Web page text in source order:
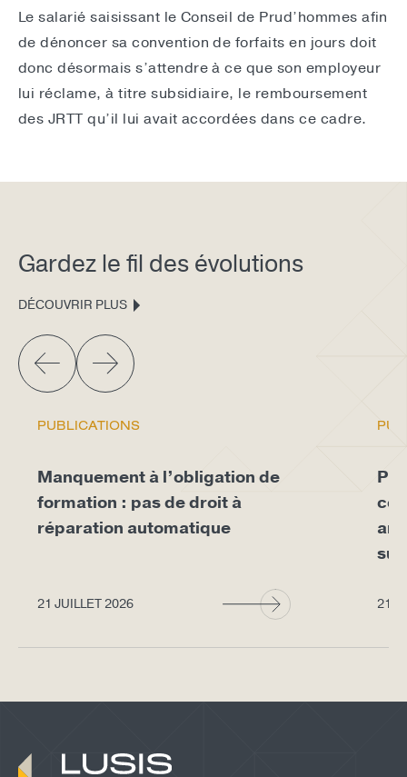
Le salarié saisissant le Conseil de Prud’hommes afin
de dénoncer sa convention de forfaits en jours doit
donc désormais s’attendre à ce que son employeur
lui réclame, à titre subsidiaire, le remboursement
des JRTT qu’il lui avait accordées dans ce cadre.
Gardez le fil des évolutions
DÉCOUVRIR PLUS
PUBLICATIONS
Manquement à l’obligation de
formation : pas de droit à
réparation automatique
21 JUILLET 2026 21